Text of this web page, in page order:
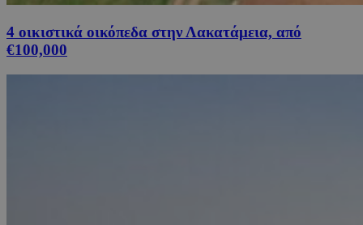
4 οικιστικά οικόπεδα στην Λακατάμεια, από
€100,000